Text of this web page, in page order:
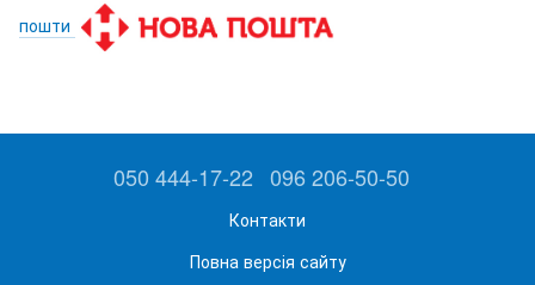
пошти
050 444-17-22 096 206-50-50
Контакти
Повна версія сайту